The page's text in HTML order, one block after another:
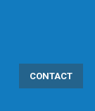
CONTACT